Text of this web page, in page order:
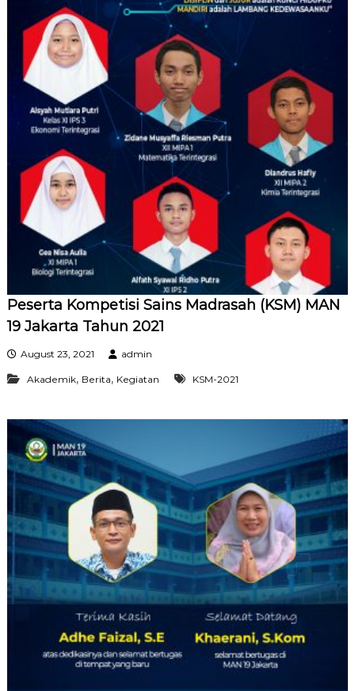
Peserta Kompetisi Sains Madrasah (KSM) MAN
19 Jakarta Tahun 2021
August 23, 2021 admin
Akademik, Berita, Kegiatan KSM-2021